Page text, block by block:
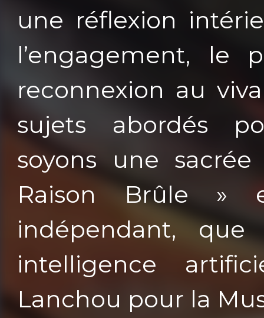
une réflexion
l’engagement, le
reconnexion au
sujets abordés
soyons une
Raison Brûle »
indépendant,
intelligence
Lanchou pour la